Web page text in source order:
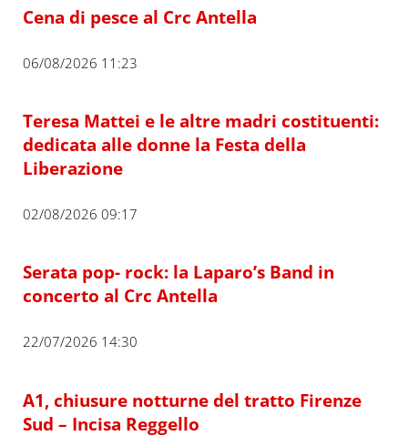
Cena di pesce al Crc Antella
06/08/2026 11:23
Teresa Mattei e le altre madri costituenti:
dedicata alle donne la Festa della
Liberazione
02/08/2026 09:17
Serata pop- rock: la Laparo’s Band in
concerto al Crc Antella
22/07/2026 14:30
A1, chiusure notturne del tratto Firenze
Sud – Incisa Reggello